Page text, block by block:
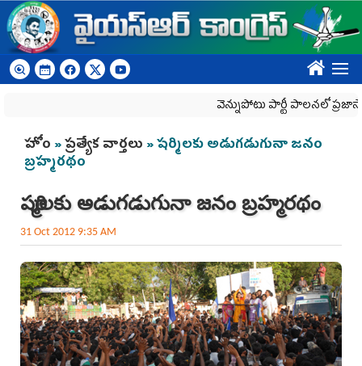
Skip to main content
????
వెన్నుపోటు పార్టీ పాలనలో
You are here
హోం »ప్రత్యేక వార్తలు » షర్మిలకు అడుగడుగునా జనం
బ్రహ్మరథం
షర్మిలకు అడుగడుగునా జనం బ్రహ్మరథం
31 Oct 2012 9:35 AM